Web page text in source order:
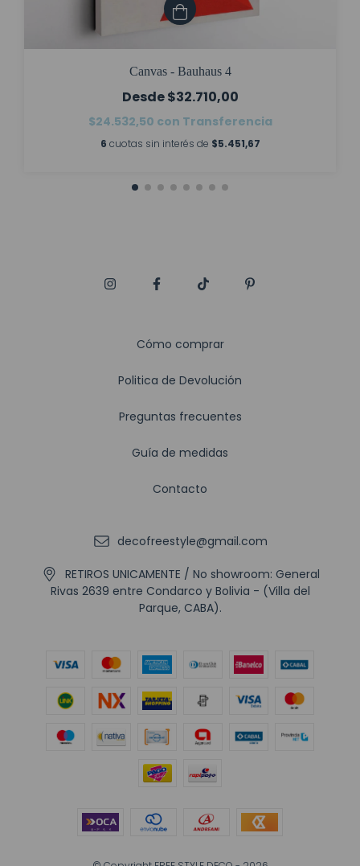
Canvas - Bauhaus 4
$32.710,00
$24.532,50 con Transferencia
6 cuotas sin interés de $5.451,67
Cómo comprar
Politica de Devolución
Preguntas frecuentes
Guía de medidas
Contacto
decofreestyle@gmail.com
RETIROS UNICAMENTE / No showroom: General
Rivas 2639 entre Condarco y Bolivia - (Villa del
Parque, CABA).